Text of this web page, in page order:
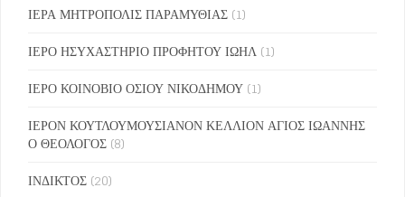
ΙΕΡΑ ΜΗΤΡΟΠΟΛΙΣ ΠΑΡΑΜΥΘΙΑΣ (1)
ΙΕΡΟ ΗΣΥΧΑΣΤΗΡΙΟ ΠΡΟΦΗΤΟΥ ΙΩΗΛ (1)
ΙΕΡΟ ΚΟΙΝΟΒΙΟ ΟΣΙΟΥ ΝΙΚΟΔΗΜΟΥ (1)
ΙΕΡΟΝ ΚΟΥΤΛΟΥΜΟΥΣΙΑΝΟΝ ΚΕΛΛΙΟΝ ΑΓΙΟΣ ΙΩΑΝΝΗΣ
Ο ΘΕΟΛΟΓΟΣ (8)
ΙΝΔΙΚΤΟΣ (20)